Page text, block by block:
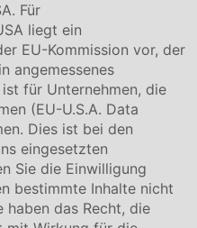
Für
liegt ein
EU-Kommission vor, der
angemessenes
für Unternehmen, die
(EU-U.S.A. Data
Dies ist bei den
eingesetzten
Sie die Einwilligung
bestimmte Inhalte nicht
das Recht, die